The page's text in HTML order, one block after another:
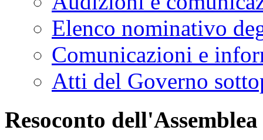
Elenco nominativo
Comunicazioni e
Atti del Governo
Resoconto dell'Assemblea